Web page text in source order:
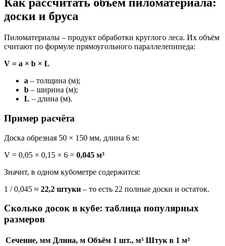
доски и бруса
Пиломатериалы – продукт обработки круглого леса. Их объём
считают по формуле прямоугольного параллелепипеда:
V = a × b × L
a – толщина (м);
b – ширина (м);
L – длина (м).
Пример расчёта
Доска обрезная 50 × 150 мм, длина 6 м:
V = 0,05 × 0,15 × 6 = 0,045 м³
Значит, в одном кубометре содержится:
1 / 0,045 ≈ 22,2 штуки – то есть 22 полные доски и остаток.
Сколько досок в кубе: таблица популярных
размеров
Сечение, мм Длина, м Объём 1 шт., м³ Штук в 1 м³